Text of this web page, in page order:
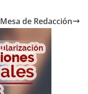
Mesa de Redacción